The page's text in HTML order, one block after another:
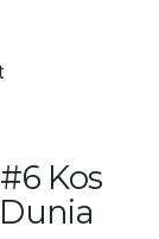
Kos